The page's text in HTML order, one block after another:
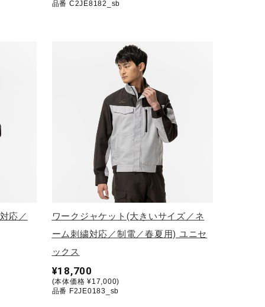
品番 C2JE8182_sb
応／
ワークジャケット(大きいサイズ／ネ
ーム刺繍対応／制電／春夏用) ユニセ
ックス
¥18,700
(本体価格 ¥17,000)
品番 F2JE0183_sb